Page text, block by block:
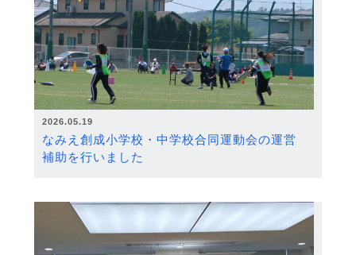
2026.05.19
なみえ創成小学校・中学校合同運動会の運営
補助を行いました